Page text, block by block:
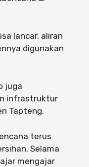
lancar, aliran
digunakan
juga
infrastruktur
Tapteng.
terus
Selama
mengajar